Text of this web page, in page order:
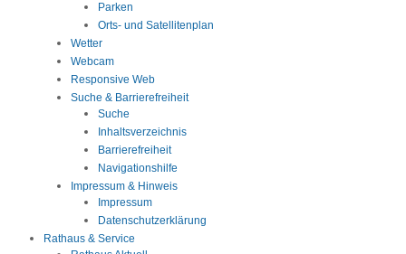
Parken
Orts- und Satellitenplan
Wetter
Webcam
Responsive Web
Suche & Barrierefreiheit
Suche
Inhaltsverzeichnis
Barrierefreiheit
Navigationshilfe
Impressum & Hinweis
Impressum
Datenschutzerklärung
Rathaus & Service